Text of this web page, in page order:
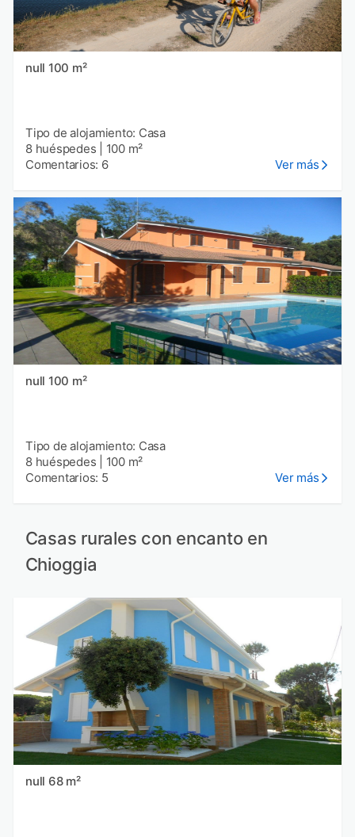
null 100 m²
Tipo de alojamiento: Casa
8 huéspedes
100 m²
Comentarios: 6
Ver más
null 100 m²
Tipo de alojamiento: Casa
8 huéspedes
100 m²
Comentarios: 5
Ver más
Casas rurales con encanto en
Chioggia
null 68 m²